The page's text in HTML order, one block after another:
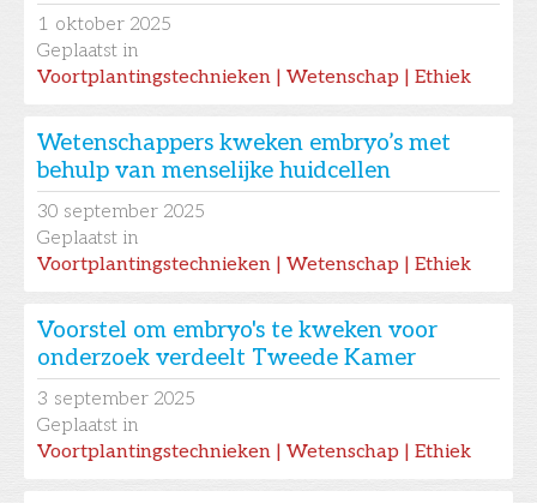
1 oktober 2025
Geplaatst in
Voortplantingstechnieken | Wetenschap | Ethiek
Wetenschappers kweken embryo’s met
behulp van menselijke huidcellen
30 september 2025
Geplaatst in
Voortplantingstechnieken | Wetenschap | Ethiek
Voorstel om embryo's te kweken voor
onderzoek verdeelt Tweede Kamer
3 september 2025
Geplaatst in
Voortplantingstechnieken | Wetenschap | Ethiek